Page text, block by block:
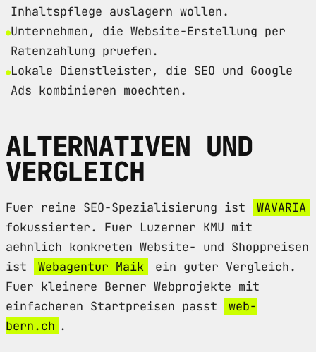
Inhaltspflege auslagern wollen.
Unternehmen, die Website-Erstellung per
Ratenzahlung pruefen.
Lokale Dienstleister, die SEO und Google
Ads kombinieren moechten.
ALTERNATIVEN UND
VERGLEICH
Fuer reine SEO-Spezialisierung ist
WAVARIA
fokussierter. Fuer Luzerner KMU mit
aehnlich konkreten Website- und Shoppreisen
ist
Webagentur Maik
ein guter Vergleich.
Fuer kleinere Berner Webprojekte mit
einfacheren Startpreisen passt
web-
bern.ch .